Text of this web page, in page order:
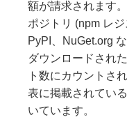
額が請求されます
ポジトリ (npm レ
PyPI、NuGet.org
ダウンロードされ
ト数にカウントさ
表に掲載されてい
いています。